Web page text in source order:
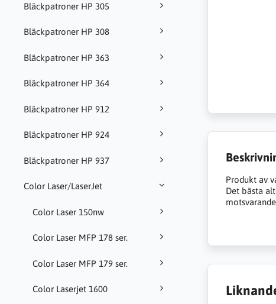
Bläckpatroner HP 305
Bläckpatroner HP 308
Bläckpatroner HP 363
Bläckpatroner HP 364
Bläckpatroner HP 912
Bläckpatroner HP 924
Bläckpatroner HP 937
Color Laser/LaserJet
Color Laser 150nw
Color Laser MFP 178 ser.
Color Laser MFP 179 ser.
Color Laserjet 1600
Produkt av
Det bästa